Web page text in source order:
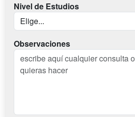
Nivel de Estudios
Observaciones